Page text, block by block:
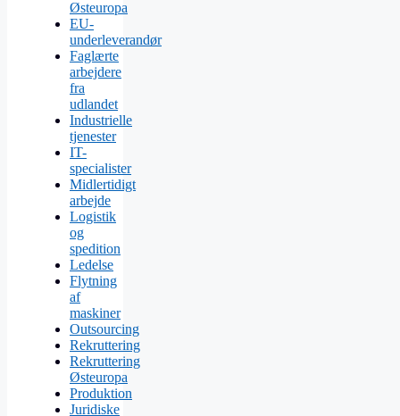
Østeuropa
EU-
underleverandør
Faglærte
arbejdere
fra
udlandet
Industrielle
tjenester
IT-
specialister
Midlertidigt
arbejde
Logistik
og
spedition
Ledelse
Flytning
af
maskiner
Outsourcing
Rekruttering
Rekruttering
Østeuropa
Produktion
Juridiske